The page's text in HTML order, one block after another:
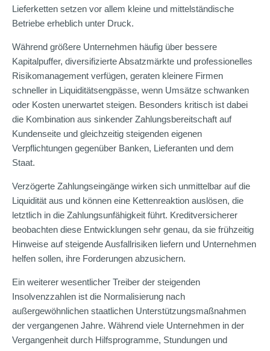
Lieferketten setzen vor allem kleine und mittelständische
Betriebe erheblich unter Druck.
Während größere Unternehmen häufig über bessere
Kapitalpuffer, diversifizierte Absatzmärkte und professionelles
Risikomanagement verfügen, geraten kleinere Firmen
schneller in Liquiditätsengpässe, wenn Umsätze schwanken
oder Kosten unerwartet steigen. Besonders kritisch ist dabei
die Kombination aus sinkender Zahlungsbereitschaft auf
Kundenseite und gleichzeitig steigenden eigenen
Verpflichtungen gegenüber Banken, Lieferanten und dem
Staat.
Verzögerte Zahlungseingänge wirken sich unmittelbar auf die
Liquidität aus und können eine Kettenreaktion auslösen, die
letztlich in die Zahlungsunfähigkeit führt. Kreditversicherer
beobachten diese Entwicklungen sehr genau, da sie frühzeitig
Hinweise auf steigende Ausfallrisiken liefern und Unternehmen
helfen sollen, ihre Forderungen abzusichern.
Ein weiterer wesentlicher Treiber der steigenden
Insolvenzzahlen ist die Normalisierung nach
außergewöhnlichen staatlichen Unterstützungsmaßnahmen
der vergangenen Jahre. Während viele Unternehmen in der
Vergangenheit durch Hilfsprogramme, Stundungen und